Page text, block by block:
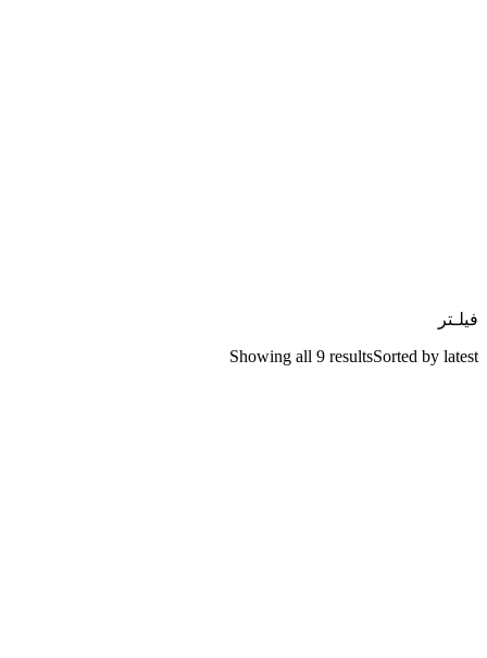
فیلـتر
Showing all 9 resultsSorted by latest